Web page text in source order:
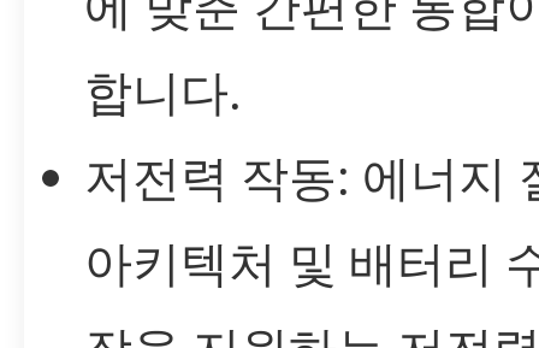
합니다.
저전력 작동: 에너지
아키텍처 및 배터리